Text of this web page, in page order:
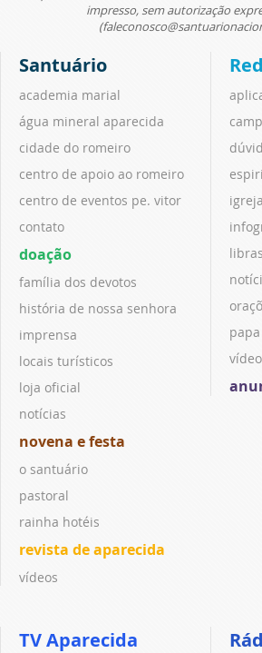
impresso, sem autorização
Santuário
academia marial
água mineral aparecida
cidade do romeiro
centro de apoio ao romeiro
centro de eventos pe. vitor
contato
doação
família dos devotos
história de nossa senhora
imprensa
locais turísticos
loja oficial
notícias
novena e festa
o santuário
pastoral
rainha hotéis
revista de aparecida
vídeos
igreja
libras
papa
TV Aparecida